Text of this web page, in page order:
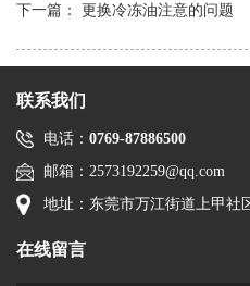
下一篇： 更换冷冻油注意的问题
联系我们
电话： 0769-87886500
邮箱：2573192259@qq.com
地址：东莞市万江街道上甲社
在线留言